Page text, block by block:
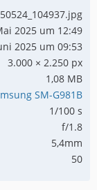
2025 um 12:49
2025 um 09:53
3.000 × 2.250 px
1,08 MB
SM-G981B
1/100 s
f/1.8
5,4mm
50